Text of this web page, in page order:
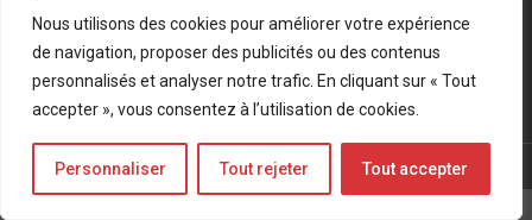
Nous utilisons des cookies pour améliorer votre expérience
de navigation, proposer des publicités ou des contenus
personnalisés et analyser notre trafic. En cliquant sur « Tout
accepter », vous consentez à l’utilisation de cookies.
Personnaliser Tout rejeter Tout accepter
Bluesky
LinkedIn
Twitter
© Forces Operations Blog - 2022